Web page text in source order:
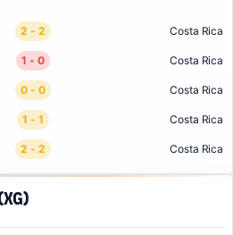
2 - 2 Costa Rica
1 - 0 Costa Rica
0 - 0 Costa Rica
1 - 1 Costa Rica
2 - 2 Costa Rica